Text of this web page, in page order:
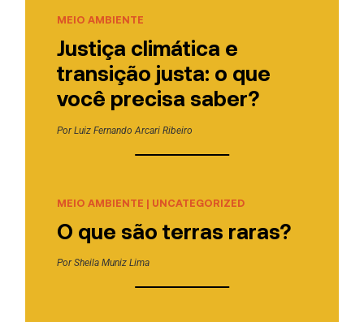
MEIO AMBIENTE
Justiça climática e
transição justa: o que
você precisa saber?
PorLuiz Fernando Arcari Ribeiro
MEIO AMBIENTE | UNCATEGORIZED
O que são terras raras?
PorSheila Muniz Lima